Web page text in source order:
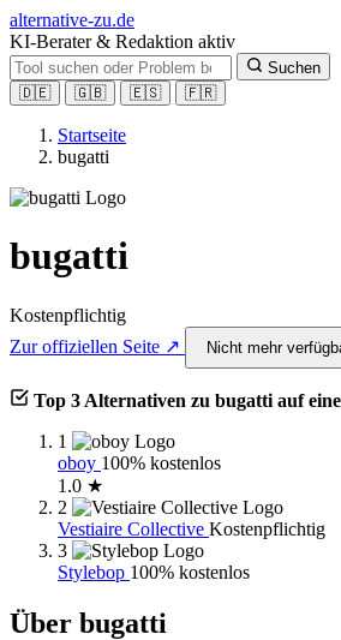
alternative-zu.de
KI-Berater & Redaktion aktiv
Suchen
🇩🇪
🇬🇧 🇪🇸 🇫🇷
Startseite
bugatti
bugatti
Kostenpflichtig
Zur offiziellen Seite ↗
Nicht mehr
Top 3 Alternativen zu bugatti auf
1
oboy 100% kostenlos
1.0 ★
2
Vestiaire Collective Kostenpflichtig
3
Stylebop 100% kostenlos
Über bugatti